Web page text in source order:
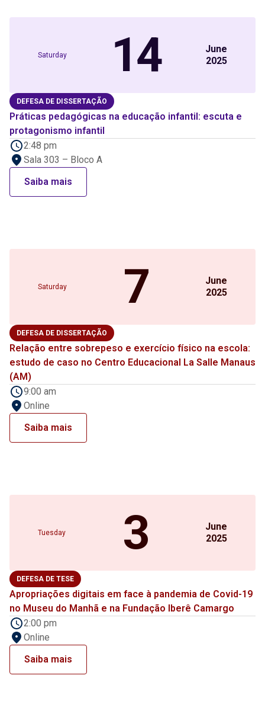
Saturday 14
June
2025
DEFESA DE DISSERTAÇÃO
Práticas pedagógicas na educação infantil: escuta e
protagonismo infantil
2:48 pm
Sala 303 – Bloco A
Saiba mais
Saturday 7
June
2025
DEFESA DE DISSERTAÇÃO
Relação entre sobrepeso e exercício físico na escola:
estudo de caso no Centro Educacional La Salle Manaus
(AM)
9:00 am
Online
Saiba mais
Tuesday 3
June
2025
DEFESA DE TESE
Apropriações digitais em face à pandemia de Covid-19
no Museu do Manhã e na Fundação Iberê Camargo
2:00 pm
Online
Saiba mais